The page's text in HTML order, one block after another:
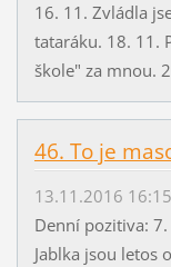
16. 11. Zvládla
tataráku. 18. 11.
škole" za mnou.
46. To je
13.11.2016 16:15
Denní pozitiva:
Jablka jsou letos